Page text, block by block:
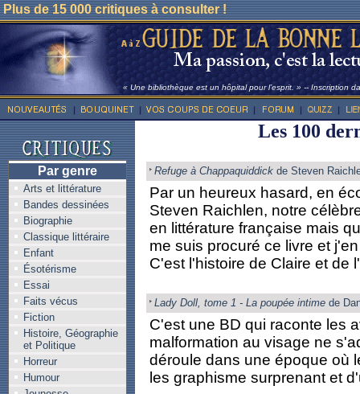
Plus de 15 000 critiques à consulter !
« Une bibliothèque est un hôpital pour l’esprit. » -- Inscription
Par genre
Arts et littérature
Bandes dessinées
Biographie
Classique littéraire
Enfant
Ésotérisme
Essai
Faits vécus
Fiction
Histoire, Géographie
et Politique
Horreur
Humour
Les 100
Refuge à Chappaquiddickde Steven
Par un heureux hasard, en
Steven Raichlen, notre
en littérature française mais
me suis procuré ce livre et
C'est l'histoire de Claire et de
Lady Doll, tome 1 - La poupée intimede
C'est une BD qui raconte les
malformation au visage ne
déroule dans une époque où
les graphisme surprenant et